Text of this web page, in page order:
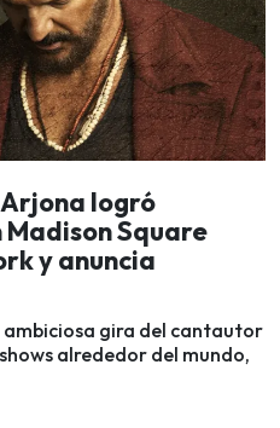
Arjona logró
Square
y anuncia
ambiciosa gira del cantautor
alrededor del mundo,